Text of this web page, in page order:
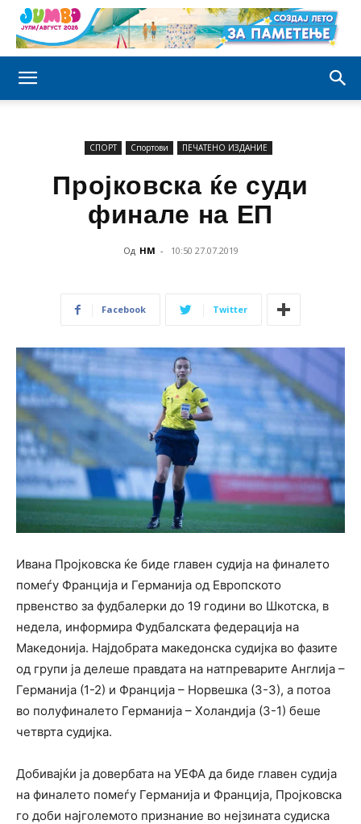
СПОРТ Спортови ПЕЧАТЕНО ИЗДАНИЕ
Пројковска ќе суди
финале на ЕП
Од НМ - 10:50 27.07.2019
Facebook Twitter
Ивана Пројковска ќе биде главен судија на финалето
помеѓу Франција и Германија од Европското
првенство за фудбалерки до 19 години во Шкотска, в
недела, информира Фудбалската федерација на
Македонија. Најдобрата македонска судијка во фазите
од групи ја делеше правдата на натпреварите Англија –
Германија (1-2) и Франција – Норвешка (3-3), а потоа
во полуфиналето Германија – Холандија (3-1) беше
четврта судијка.
Добивајќи ја довербата на УЕФА да биде главен судија
на финалето помеѓу Германија и Франција, Пројковска
го доби најголемото признание во нејзината судиска